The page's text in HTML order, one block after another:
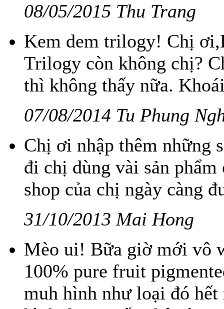
08/05/2015 Thu Trang
Kem dem trilogy! Chị
Trilogy còn không chị?
thì không thấy nữa.
07/08/2014 Tu Phung
Chị ơi nhập thêm những
đi chị dùng vài sản
shop của chị ngày càng
31/10/2013 Mai Hong
Mèo ui! Bữa giờ mới vô
100% pure fruit
muh hình như loại đó